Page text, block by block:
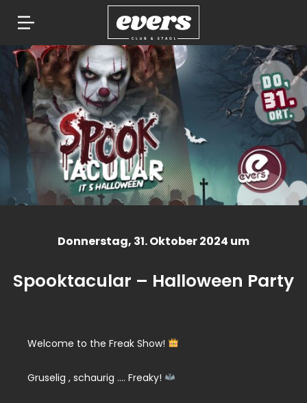
Springe
zum
Inhalt
Donnerstag, 31. Oktober 2024 um
Spooktacular – Halloween Party
Welcome to the Freak Show!
Gruselig , schaurig …. Freaky!